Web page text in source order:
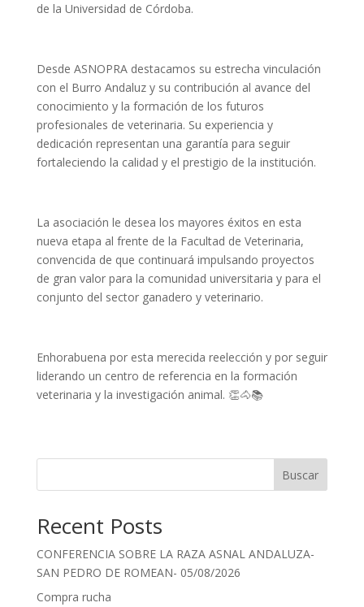
de la Universidad de Córdoba.
Desde ASNOPRA destacamos su estrecha vinculación
con el Burro Andaluz y su contribución al avance del
conocimiento y la formación de los futuros
profesionales de veterinaria. Su experiencia y
dedicación representan una garantía para seguir
fortaleciendo la calidad y el prestigio de la institución.
La asociación le desea los mayores éxitos en esta
nueva etapa al frente de la Facultad de Veterinaria,
convencida de que continuará impulsando proyectos
de gran valor para la comunidad universitaria y para el
conjunto del sector ganadero y veterinario.
Enhorabuena por esta merecida reelección y por seguir
liderando un centro de referencia en la formación
veterinaria y la investigación animal. 👏🐴📚
Buscar
Recent Posts
CONFERENCIA SOBRE LA RAZA ASNAL ANDALUZA-
SAN PEDRO DE ROMEAN- 05/08/2026
Compra rucha